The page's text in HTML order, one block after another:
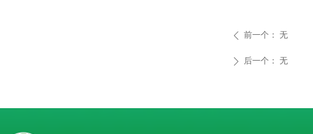
ꄴ 前一个： 无
ꄲ 后一个： 无